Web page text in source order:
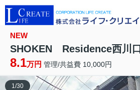
NEW
SHOKEN Residence西川口
8.1万円 管理/共益費 10,000円
1/30